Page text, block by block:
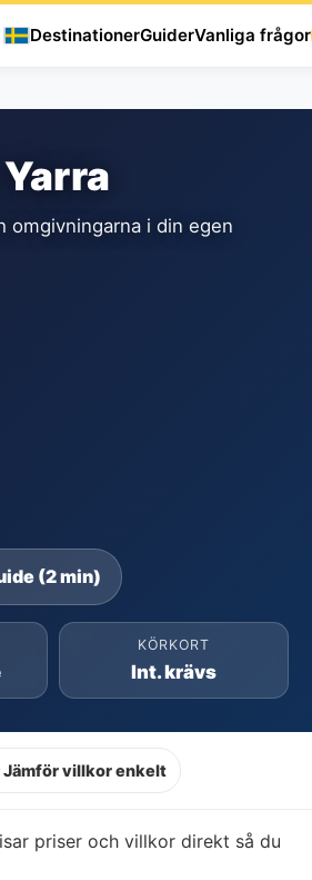
DestinationerGuiderVanliga frågor
omgivningarna i din egen
(2 min)
KÖRKORT
Int. krävs
Jämför villkor enkelt
priser och villkor direkt så du